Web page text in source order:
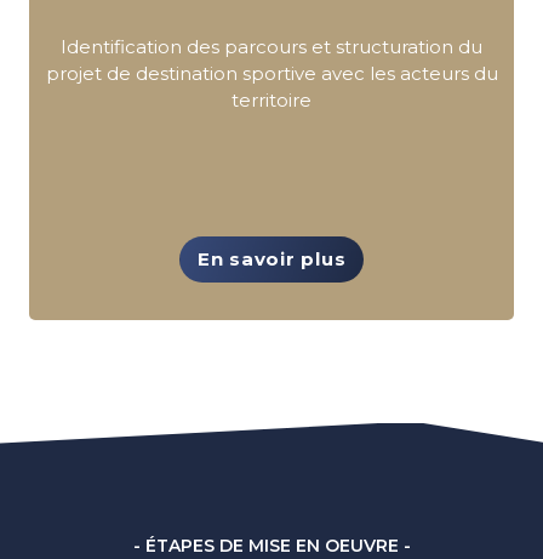
Identification des parcours et structuration du
projet de destination sportive avec les acteurs du
territoire
En savoir plus
- ÉTAPES DE MISE EN OEUVRE -